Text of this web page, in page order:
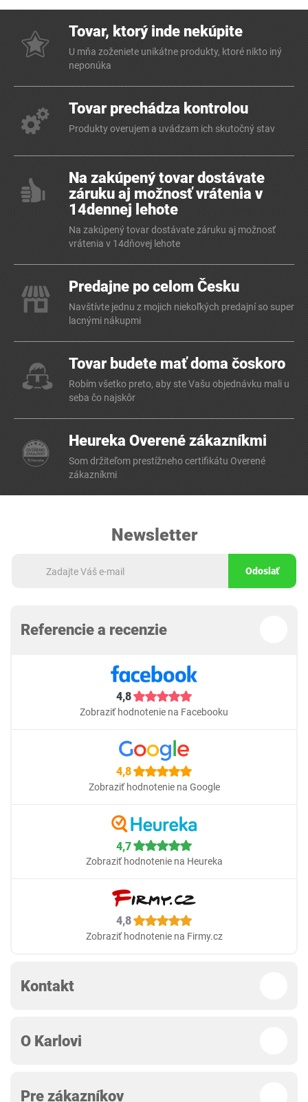
Tovar, ktorý inde nekúpite
U mňa zoženiete unikátne produkty, ktoré nikto iný
neponúka
Tovar prechádza kontrolou
Produkty overujem a uvádzam ich skutočný stav
Na zakúpený tovar dostávate
záruku aj možnosť vrátenia v
14dennej lehote
Na zakúpený tovar dostávate záruku aj možnosť
vrátenia v 14dňovej lehote
Predajne po celom Česku
Navštívte jednu z mojich niekoľkých predajní so super
lacnými nákupmi
Tovar budete mať doma čoskoro
Robím všetko preto, aby ste Vašu objednávku mali u
seba čo najskôr
Heureka Overené zákazníkmi
Som držiteľom prestížneho certifikátu Overené
zákazníkmi
Newsletter
Odoslať
Referencie a recenzie
4,8
Zobraziť hodnotenie na Facebooku
4,8
Zobraziť hodnotenie na Google
4,7
Zobraziť hodnotenie na Heureka
4,8
Zobraziť hodnotenie na Firmy.cz
Kontakt
O Karlovi
Pre zákazníkov